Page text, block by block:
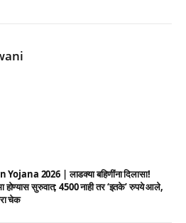
2026 | लाडक्या बहिणींना दिलासा!
होण्यास सुरुवात; 4500 नाही तर ‘इतके’ रुपये आले,
चेक